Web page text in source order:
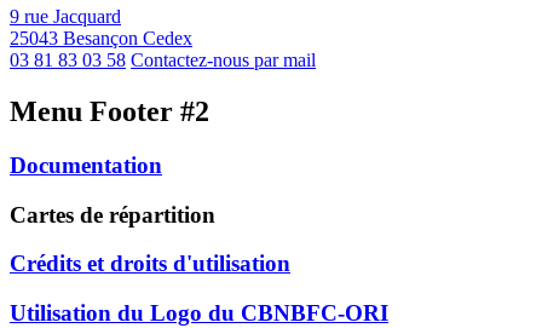
9 rue Jacquard
25043 Besançon Cedex
03 81 83 03 58 Contactez-nous par mail
Menu Footer #2
Documentation
Cartes de répartition
Crédits et droits d'utilisation
Utilisation du Logo du CBNBFC-ORI